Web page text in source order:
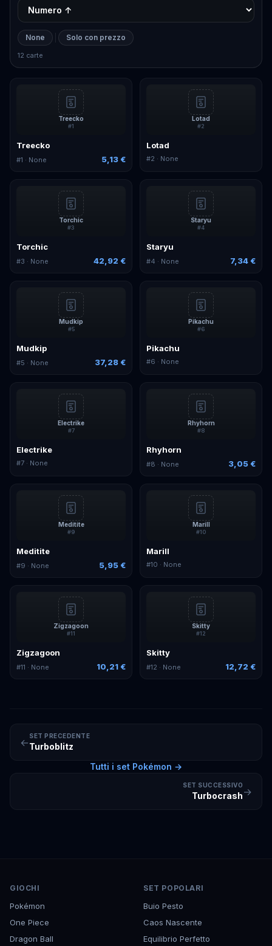
None Solo con prezzo
12 carte
Treecko
#1
Treecko
#1 · None 5,13 €
Lotad
#2
Lotad
#2 · None
Torchic
#3
Torchic
#3 · None 42,92 €
Staryu
#4
Staryu
#4 · None 7,34 €
Mudkip
#5
Mudkip
#5 · None 37,28 €
Pikachu
#6
Pikachu
#6 · None
Electrike
#7
Electrike
#7 · None
Rhyhorn
#8
Rhyhorn
#8 · None 3,05 €
Meditite
#9
Meditite
#9 · None 5,95 €
Marill
#10
Marill
#10 · None
Zigzagoon
#11
Zigzagoon
#11 · None 10,21 €
Skitty
#12
Skitty
#12 · None 12,72 €
←
SET PRECEDENTE
Turboblitz
Tutti i set Pokémon →
SET SUCCESSIVO
Turbocrash→
GIOCHI
Pokémon
One Piece
Dragon Ball
SET POPOLARI
Buio Pesto
Caos Nascente
Equilibrio Perfetto